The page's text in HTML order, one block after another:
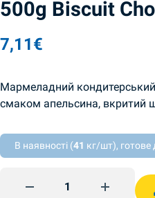
500g Biscuit
7,11€
Мармеладний
смаком апельсина, вкритий
В наявності (41 кг/шт), готове
Suklaamarmeladi